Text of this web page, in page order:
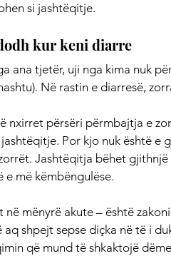
si jashtëqitje.
kur keni diarre
ana tjetër, uji nga kima nuk
Në rastin e diarresë,
nxirret përsëri përmbajtja e
Por kjo nuk është e
Jashtëqitja bëhet
më këmbëngulëse.
mënyrë akute – është
aq shpejt sepse diçka në të i
që mund të shkaktojë